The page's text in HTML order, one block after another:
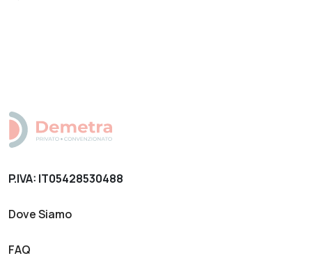
P.IVA: IT05428530488
Dove Siamo
FAQ